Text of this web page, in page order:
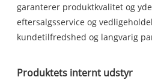
garanterer produktkvalitet og
eftersalgsservice og
kundetilfredshed og langvarig
Produktets internt udstyr